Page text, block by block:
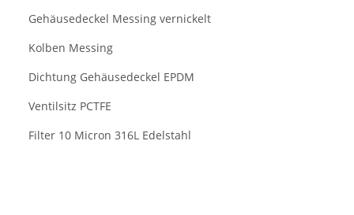
Gehäusedeckel Messing vernickelt
Kolben Messing
Dichtung Gehäusedeckel EPDM
Ventilsitz PCTFE
Filter 10 Micron 316L Edelstahl